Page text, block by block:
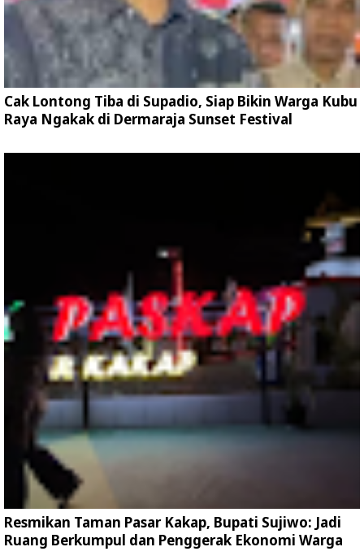
Cak Lontong Tiba di Supadio, Siap Bikin Warga Kubu
Raya Ngakak di Dermaraja Sunset Festival
Resmikan Taman Pasar Kakap, Bupati Sujiwo: Jadi
Ruang Berkumpul dan Penggerak Ekonomi Warga